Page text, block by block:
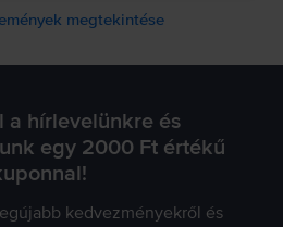
megtekintése
a hírlevelünkre és
egy 2000 Ft értékű
kedvezményekről és